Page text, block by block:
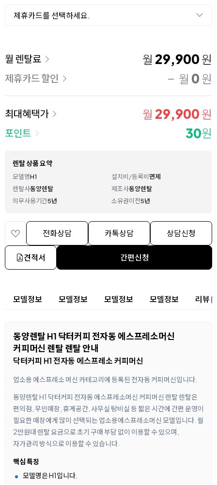
제휴카드를 선택하세요.
이용 요금
월 렌탈료 월 29,900 원
제휴카드 할인 월 0 원
최대혜택가 월 29,900 원
포인트 30원
렌탈 상품 요약
모델명H1 설치비/등록비면제
렌탈사동양렌탈 제조사동양렌탈
의무사용기간5년 소유권이전5년
전화상담 카톡상담 상담신청
견적서 간편신청
상세 정보
모델정보 모델정보 모델정보 모델정보 리뷰
동양렌탈 H1 닥터커피 전자동 에스프레소머신
커피머신 렌탈 렌탈 안내
닥터커피 H1 전자동 에스프레소 커피머신
업소용 에스프레소 머신 카테고리에 등록된 전자동 커피머신입니다.
동양렌탈 H1 닥터커피 전자동 에스프레소머신 커피머신 렌탈 렌탈은
편의점, 무인매장, 휴게공간, 사무실 탕비실 등 짧은 시간에 간편 운영이
필요한 매장에게 많이 선택되는 업소용에스프레소머신 모델입니다. 월
2만원대 렌탈 요금으로 초기 구매 부담 없이 이용할 수 있으며,
자가관리 방식으로 이용할 수 있습니다.
핵심 특징
모델명은 H1입니다.